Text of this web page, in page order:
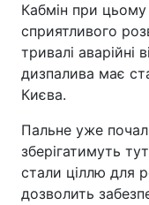
Кабмін при
сприятливого
тривалі аварійні
дизпалива має
Києва.
Пальне уже
зберігатимуть
стали ціллю для
дозволить